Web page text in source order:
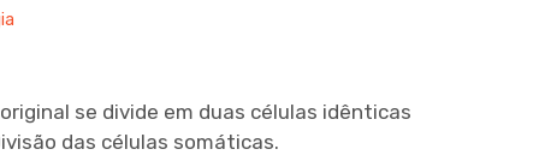
se divide em duas células idênticas
das células somáticas.